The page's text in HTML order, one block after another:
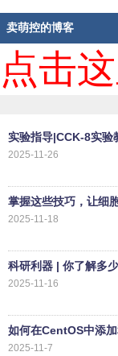
卖萌控的博客
点击
实验指导|CCK-8实验
2025-11-26
掌握这些技巧，让细
2025-11-18
科研利器 | 你了解多
2025-11-16
如何在CentOS中添
2025-11-7